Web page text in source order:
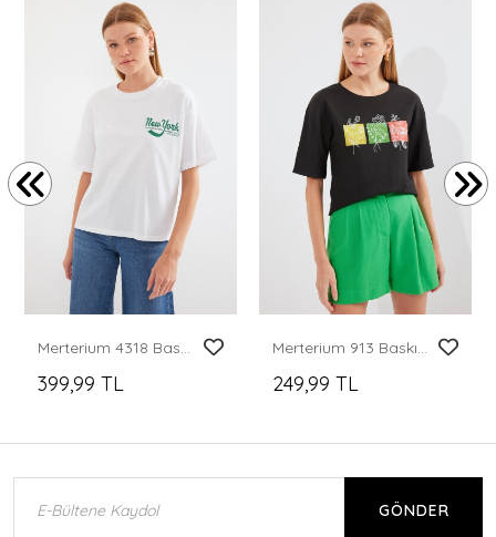
Merterium 4318 Baskılı Basic Tişört - Beyaz
399,99 TL
Merterium 913 Baskılı Örme Basic Tişört - Siyah
249,99 TL
GÖNDER